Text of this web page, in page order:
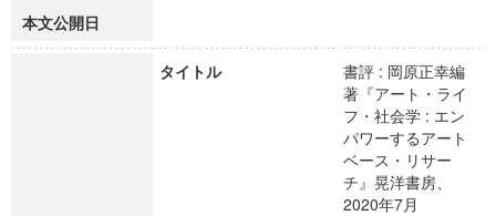
本文公開日
タイトル
書評 : 岡原正幸編
著『アート・ライ
フ・社会学 : エン
パワーするアート
ベース・リサー
チ』晃洋書房、
2020年7月